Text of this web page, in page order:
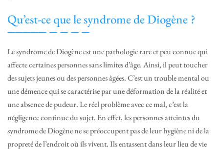
Qu’est-ce que le syndrome de Diogène ?
Le syndrome de Diogène est une pathologie rare et peu connue qui
affecte certaines personnes sans limites d’âge. Ainsi, il peut toucher
des sujets jeunes ou des personnes âgées. C’est un trouble mental ou
une démence qui se caractérise par une déformation de la réalité et
une absence de pudeur. Le réel problème avec ce mal, c’est la
négligence continue du sujet. En effet, les personnes atteintes du
syndrome de Diogène ne se préoccupent pas de leur hygiène ni de la
propreté de l’endroit où ils vivent. Ils entassent dans leur lieu de vie